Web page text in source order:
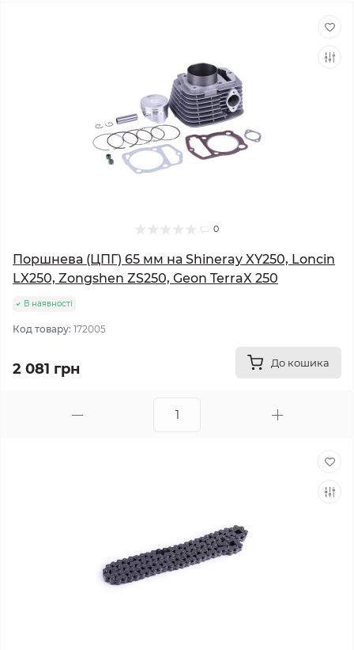
0
Поршнева (ЦПГ) 65 мм на Shineray XY250, Loncin
LX250, Zongshen ZS250, Geon TerraX 250
В наявності
Код товару: 172005
2 081 грн До кошика